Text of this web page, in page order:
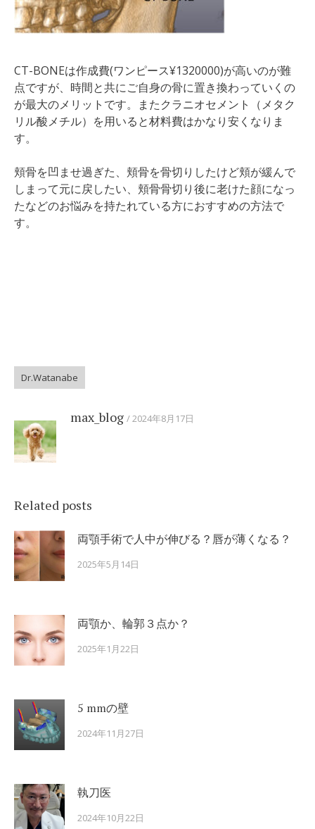
CT-BONEは作成費(ワンピース¥1320000)が高いのが難
点ですが、時間と共にご自身の骨に置き換わっていくの
が最大のメリットです。またクラニオセメント（メタク
リル酸メチル）を用いると材料費はかなり安くなりま
す。
頬骨を凹ませ過ぎた、頬骨を骨切りしたけど頬が緩んで
しまって元に戻したい、頬骨骨切り後に老けた顔になっ
たなどのお悩みを持たれている方におすすめの方法で
す。
Dr.Watanabe
max_blog 2024年8月17日
Related posts
両顎手術で人中が伸びる？唇が薄くなる？
2025年5月14日
両顎か、輪郭３点か？
2025年1月22日
5 mmの壁
2024年11月27日
執刀医
2024年10月22日